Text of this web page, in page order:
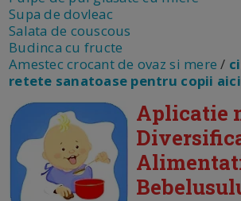
Supa de dovleac
Salata de couscous
Budinca cu fructe
Amestec crocant de ovaz si mere /
retete sanatoase pentru copii aici
Aplicatie